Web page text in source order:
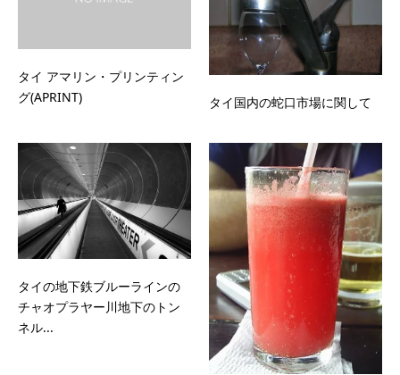
タイ アマリン・プリンティン
グ(APRINT)
タイ国内の蛇口市場に関して
タイの地下鉄ブルーラインの
チャオプラヤー川地下のトン
ネル...